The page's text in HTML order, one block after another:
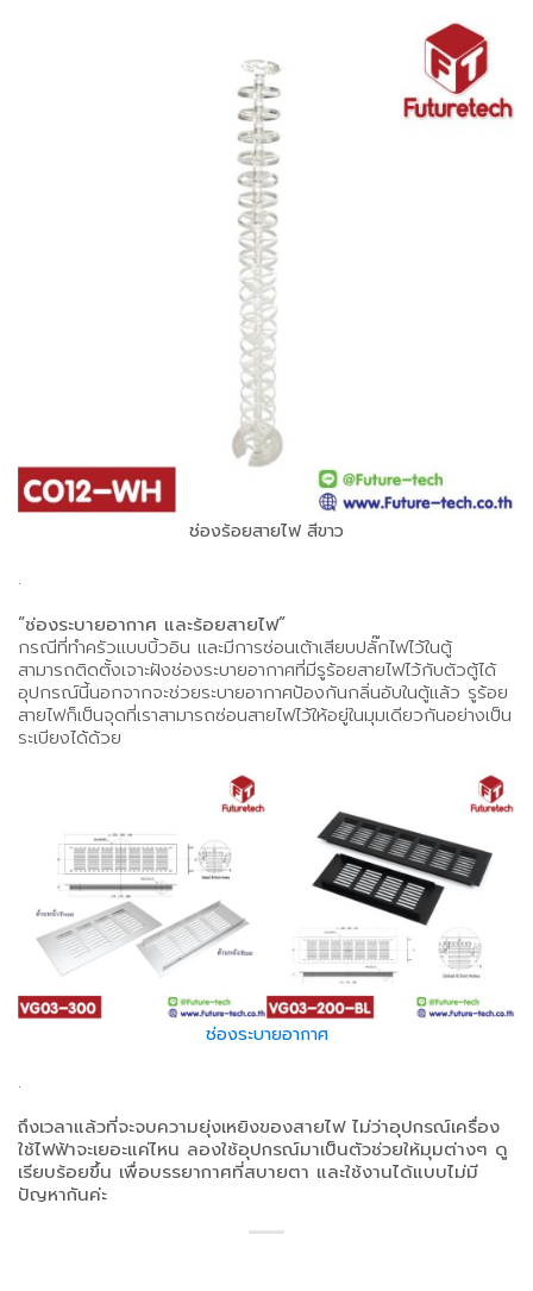
ช่องร้อยสายไฟ สีขาว
.
“ช่องระบายอากาศ และร้อยสายไฟ”
กรณีที่ทำครัวแบบบิ้วอิน และมีการซ่อนเต้าเสียบปลั๊กไฟไว้ในตู้
สามารถติดตั้งเจาะฝังช่องระบายอากาศที่มีรูร้อยสายไฟไว้กับตัวตู้ได้
อุปกรณ์นี้นอกจากจะช่วยระบายอากาศป้องกันกลิ่นอับในตู้แล้ว รูร้อย
สายไฟก็เป็นจุดที่เราสามารถซ่อนสายไฟไว้ให้อยู่ในมุมเดียวกันอย่างเป็น
ระเบียงได้ด้วย
ช่องระบายอากาศ
.
ถึงเวลาแล้วที่จะจบความยุ่งเหยิงของสายไฟ ไม่ว่าอุปกรณ์เครื่อง
ใช้ไฟฟ้าจะเยอะแค่ไหน ลองใช้อุปกรณ์มาเป็นตัวช่วยให้มุมต่างๆ ดู
เรียบร้อยขึ้น เพื่อบรรยากาศที่สบายตา และใช้งานได้แบบไม่มี
ปัญหากันค่ะ